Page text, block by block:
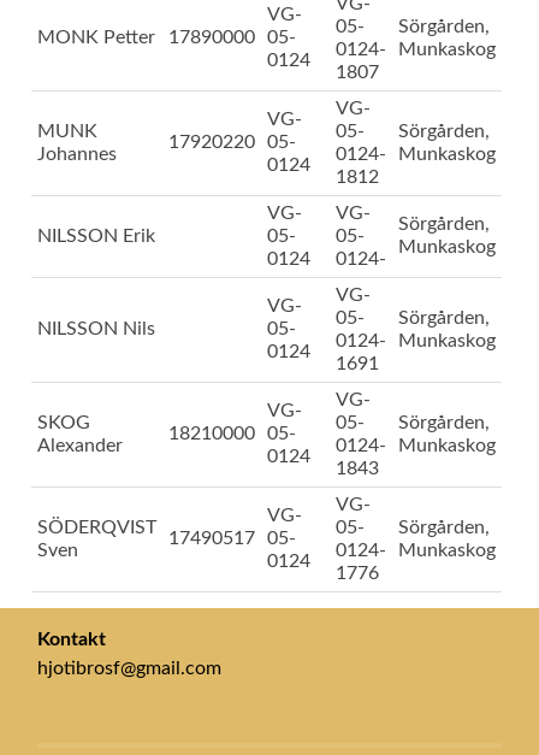
MONK Petter 17890000
VG-
05-
0124
05-
0124-
1807
Sörgården,
Munkaskog
MUNK
Johannes
17920220
VG-
05-
0124
VG-
05-
0124-
1812
Sörgården,
Munkaskog
NILSSON Erik
VG-
05-
0124
VG-
05-
0124-
Sörgården,
Munkaskog
NILSSON Nils
VG-
05-
0124
VG-
05-
0124-
1691
Sörgården,
Munkaskog
SKOG
Alexander
18210000
VG-
05-
0124
VG-
05-
0124-
1843
Sörgården,
Munkaskog
SÖDERQVIST
Sven
17490517
VG-
05-
0124
VG-
05-
0124-
1776
Sörgården,
Munkaskog
Kontakt
hjotibrosf@gmail.com